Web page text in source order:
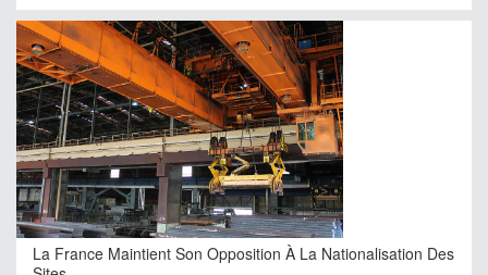
La France Maintient Son Opposition À La Nationalisation Des